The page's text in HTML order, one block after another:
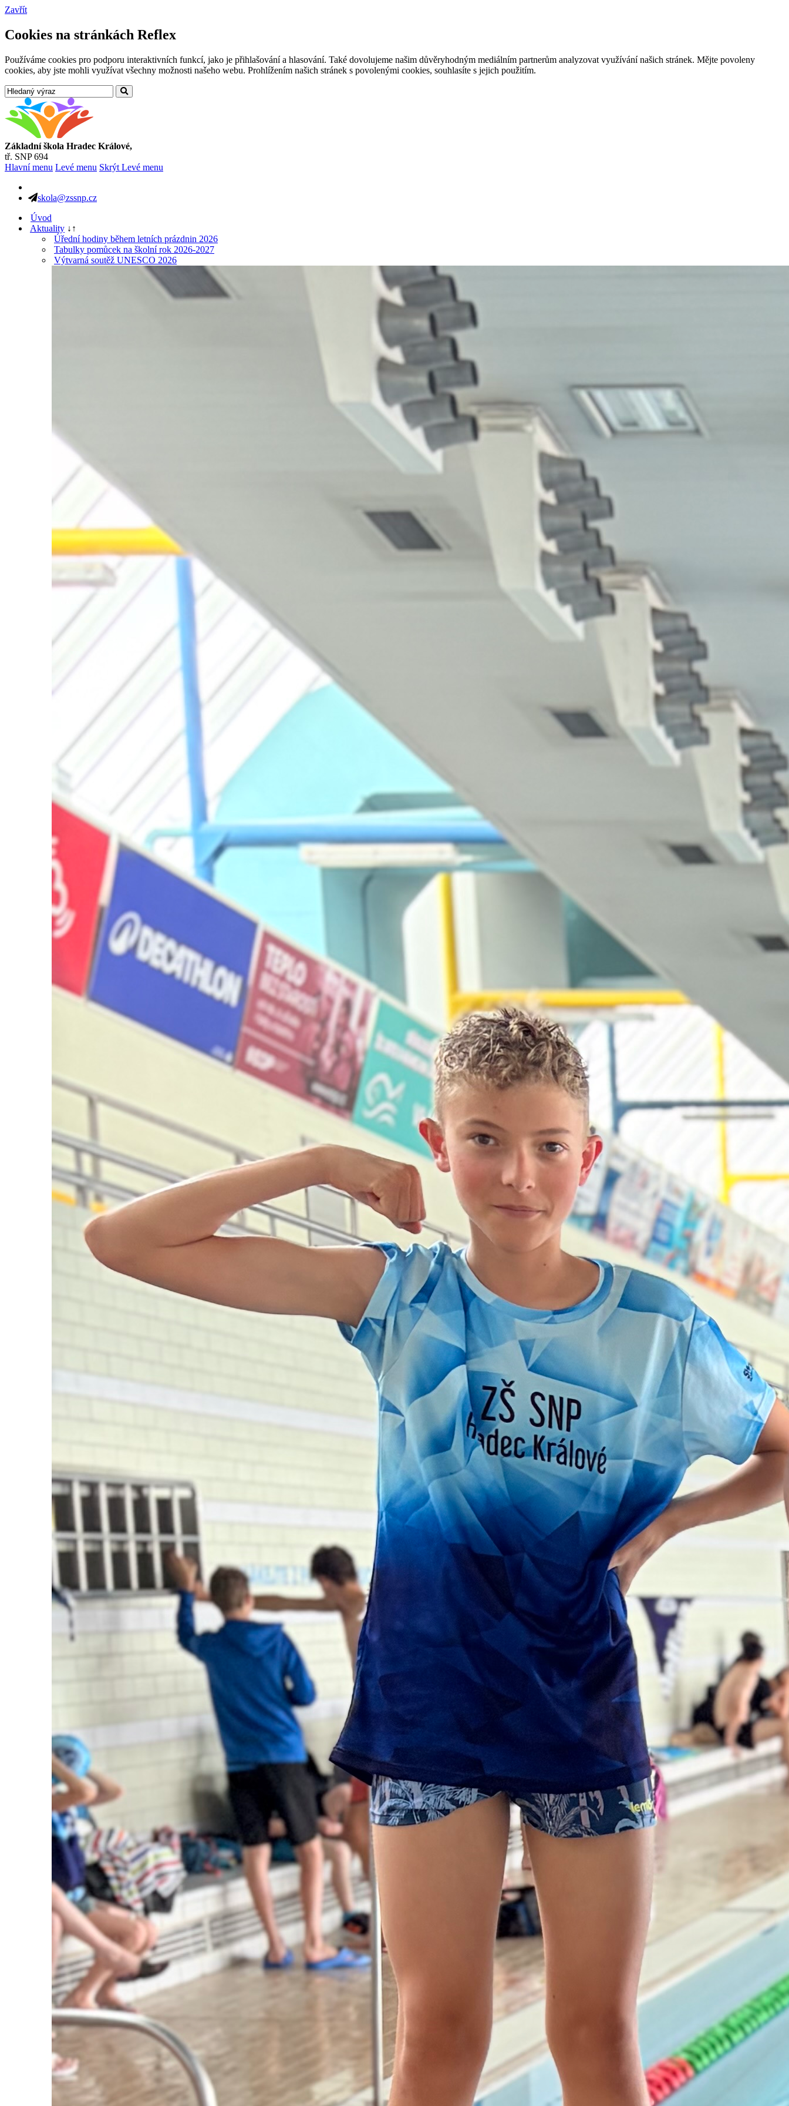
Zavřít
Cookies na stránkách Reflex
Používáme cookies pro podporu interaktivních funkcí, jako je přihlašování a hlasování. Také dovolujeme našim důvěryhodným mediálním partnerům analyzovat využívání našich stránek. Mějte povoleny
cookies, aby jste mohli využívat všechny možnosti našeho webu. Prohlížením našich stránek s povolenými cookies, souhlasíte s jejich použitím.
Základní škola Hradec Králové,
tř. SNP 694
Hlavní menu Levé menu Skrýt Levé menu
skola@zssnp.cz
Úvod
Aktuality ↓ ↑
Úřední hodiny během letních prázdnin 2026
Tabulky pomůcek na školní rok 2026-2027
Výtvarná soutěž UNESCO 2026